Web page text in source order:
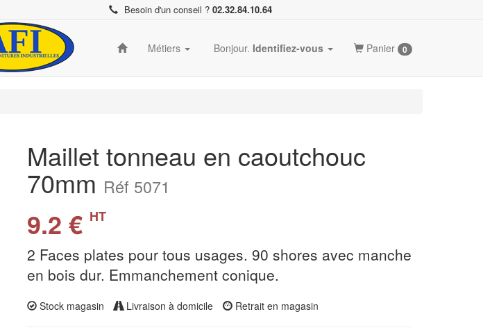
Besoin d'un conseil ? 02.32.84.10.64
Métiers Bonjour. Identifiez-vous Panier 0
Maillet tonneau en caoutchouc
70mm Réf 5071
9.2 € HT
2 Faces plates pour tous usages. 90 shores avec manche
en bois dur. Emmanchement conique.
Stock magasin Livraison à domicile Retrait en magasin